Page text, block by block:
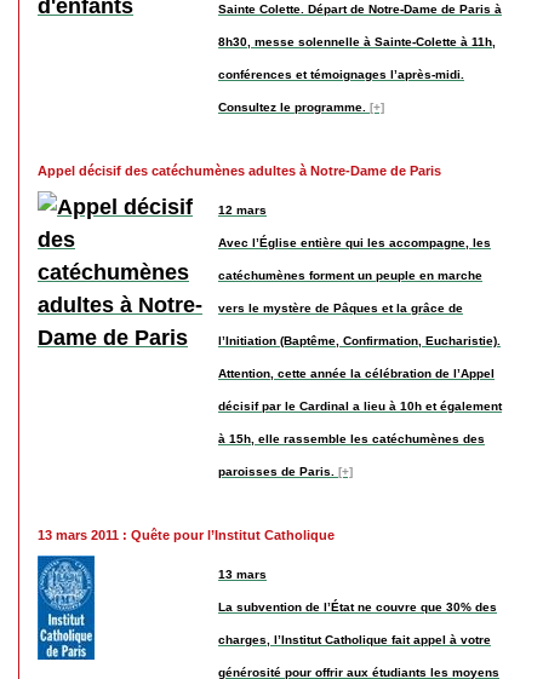
Sainte Colette. Départ de Notre-Dame de Paris à
8h30, messe solennelle à Sainte-Colette à 11h,
conférences et témoignages l’après-midi.
Consultez le programme. [+]
Appel décisif des catéchumènes adultes à Notre-Dame de Paris
12 mars
Avec l’Église entière qui les accompagne, les
catéchumènes forment un peuple en marche
vers le mystère de Pâques et la grâce de
l’Initiation (Baptême, Confirmation, Eucharistie).
Attention, cette année la célébration de l’Appel
décisif par le Cardinal a lieu à 10h et également
à 15h, elle rassemble les catéchumènes des
paroisses de Paris. [+]
13 mars 2011 : Quête pour l’Institut Catholique
13 mars
La subvention de l’État ne couvre que 30% des
charges, l’Institut Catholique fait appel à votre
générosité pour offrir aux étudiants les moyens